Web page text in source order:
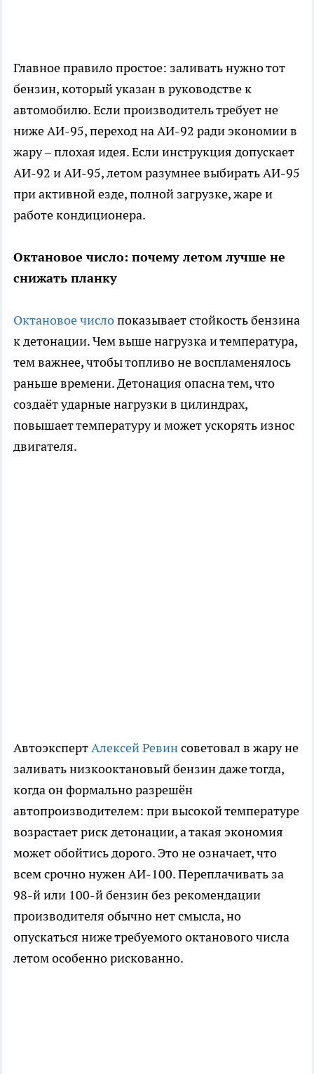
Главное правило простое: заливать нужно тот
бензин, который указан в руководстве к
автомобилю. Если производитель требует не
ниже АИ-95, переход на АИ-92 ради экономии в
жару – плохая идея. Если инструкция допускает
АИ-92 и АИ-95, летом разумнее выбирать АИ-95
при активной езде, полной загрузке, жаре и
работе кондиционера.
Октановое число: почему летом лучше не
снижать планку
Октановое числопоказывает стойкость бензина
к детонации. Чем выше нагрузка и температура,
тем важнее, чтобы топливо не воспламенялось
раньше времени. Детонация опасна тем, что
создаёт ударные нагрузки в цилиндрах,
повышает температуру и может ускорять износ
двигателя.
АвтоэкспертАлексей Ревинсоветовал в жару не
заливать низкооктановый бензин даже тогда,
когда он формально разрешён
автопроизводителем: при высокой температуре
возрастает риск детонации, а такая экономия
может обойтись дорого. Это не означает, что
всем срочно нужен АИ-100. Переплачивать за
98-й или 100-й бензин без рекомендации
производителя обычно нет смысла, но
опускаться ниже требуемого октанового числа
летом особенно рискованно.